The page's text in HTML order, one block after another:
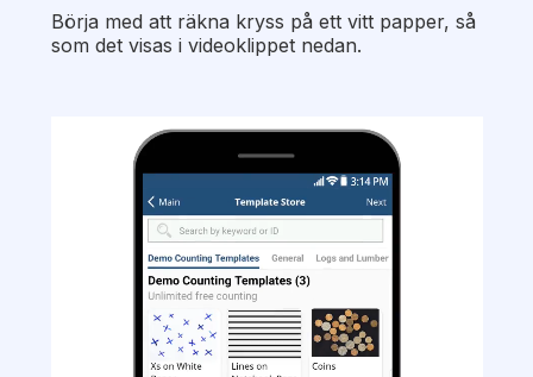
Börja med att räkna kryss på ett vitt papper, så
som det visas i videoklippet nedan.